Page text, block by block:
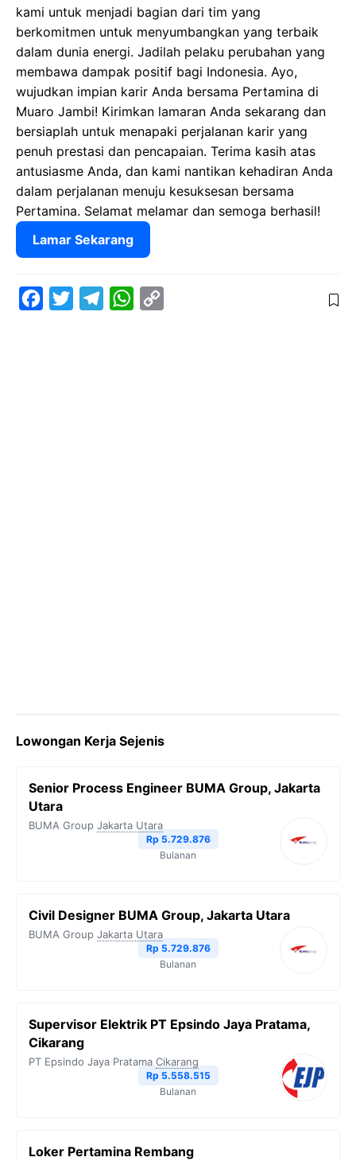
kami untuk menjadi bagian dari tim yang
berkomitmen untuk menyumbangkan yang terbaik
dalam dunia energi. Jadilah pelaku perubahan yang
membawa dampak positif bagi Indonesia. Ayo,
wujudkan impian karir Anda bersama Pertamina di
Muaro Jambi! Kirimkan lamaran Anda sekarang dan
bersiaplah untuk menapaki perjalanan karir yang
penuh prestasi dan pencapaian. Terima kasih atas
antusiasme Anda, dan kami nantikan kehadiran Anda
dalam perjalanan menuju kesuksesan bersama
Pertamina. Selamat melamar dan semoga berhasil!
Lamar Sekarang
W
Lowongan Kerja Sejenis
Senior Process Engineer BUMA Group, Jakarta
Utara
BUMA Group Jakarta Utara
Rp 5.729.876
Bulanan
Civil Designer BUMA Group, Jakarta Utara
BUMA Group Jakarta Utara
Rp 5.729.876
Bulanan
Supervisor Elektrik PT Epsindo Jaya Pratama,
Cikarang
PT Epsindo Jaya Pratama Cikarang
Rp 5.558.515
Bulanan
Loker Pertamina Rembang